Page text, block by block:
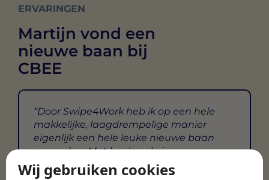
Wij gebruiken cookies
ERVARINGEN
Martijn vond een
nieuwe baan bij
CBEE
Door Swipe4Work heb ik op een hele
makkelijke, laagdrempelige manier
eigenlijk een hele leuke nieuwe baan
gevonden. Met heel veel nieuwe
uitdagingen!